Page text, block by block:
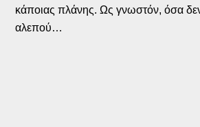
κάποιας πλάνης. Ως γνωστόν, όσα
αλεπού…